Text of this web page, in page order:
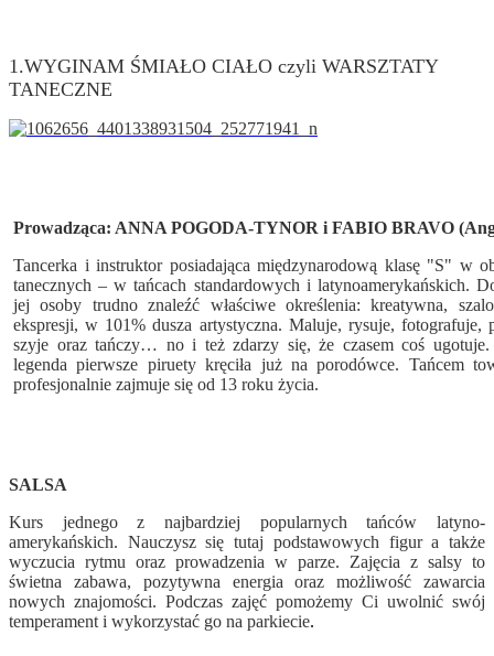
1.WYGINAM ŚMIAŁO CIAŁO czyli WARSZTATY
TANECZNE
Prowadząca: ANNA POGODA-TYNOR i FABIO BRAVO
Tancerka i instruktor posiadająca międzynarodową klasę "S" w
tanecznych – w tańcach standardowych i latynoamerykańskich.
jej osoby trudno znaleźć właściwe określenia: kreatywna,
ekspresji, w 101% dusza artystyczna. Maluje, rysuje, fotografuje,
szyje oraz tańczy… no i też zdarzy się, że czasem coś ugotuje.
legenda pierwsze piruety kręciła już na porodówce. Tańcem
profesjonalnie zajmuje się od 13 roku życia.
SALSA
Kurs jednego z najbardziej popularnych tańców latyno-
amerykańskich. Nauczysz się tutaj podstawowych figur a także
wyczucia rytmu oraz prowadzenia w parze. Zajęcia z salsy to
świetna zabawa, pozytywna energia oraz możliwość zawarcia
nowych znajomości. Podczas zajęć pomożemy Ci uwolnić swój
temperament i wykorzystać go na parkiecie.